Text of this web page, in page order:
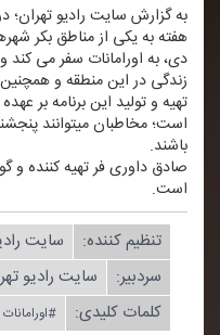
به گزارش سایت رادیو تهران؛
دی، به اورامانات سفر می
زندگی در این منطقه و
تهیه و تولید این برنامه بر
باشند.
صادق داوری فر تهیه كننده و
است.
تنظیم كننده:
سایت
سردبیر:
سایت رادیو
کلمات کلیدی:
#اورامانات